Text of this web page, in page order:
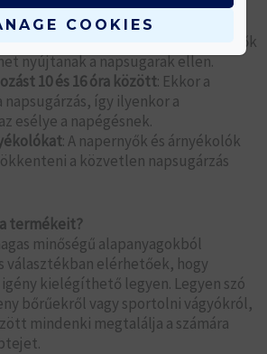
: Ezek a kiegészítők
nyújtanak a napsugarak ellen.
10 és 16 óra között: Ekkor a
napsugárzás, így ilyenkor a
esélye a napégésnek.
: A napernyők és árnyékolók
a közvetlen napsugárzás
termékeit?
minőségű alapanyagokból
választékban elérhetőek, hogy
kielégíthető legyen. Legyen szó
bőrűekről vagy sportolni vágyókról,
mindenki megtalálja a számára
COOKIES